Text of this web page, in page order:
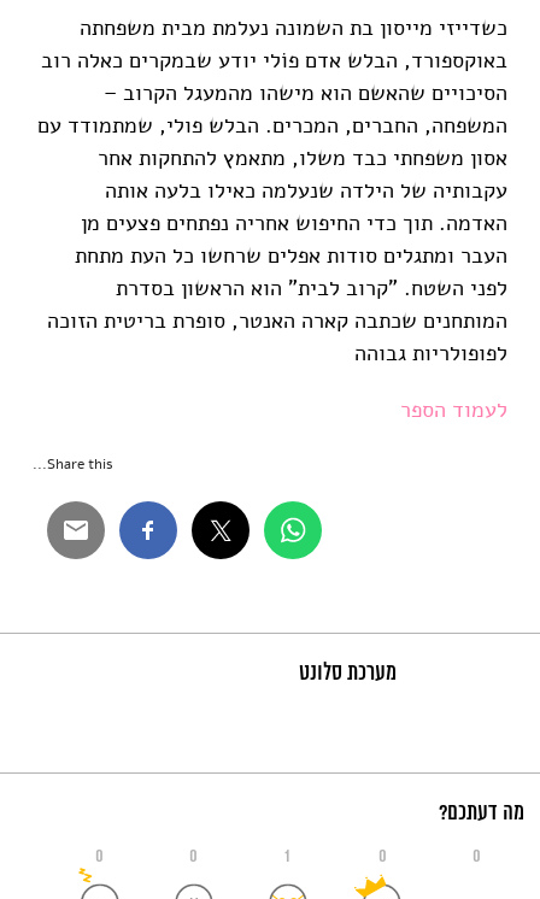
כשדייזי מייסון בת השמונה נעלמת מבית משפחתה
באוקספורד, הבלש אדם פוֹלי יודע שבמקרים כאלה רוב
הסיכויים שהאשם הוא מישהו מהמעגל הקרוב –
המשפחה, החברים, המכרים. הבלש פולי, שמתמודד עם
אסון משפחתי כבד משלו, מתאמץ להתחקות אחר
עקבותיה של הילדה שנעלמה כאילו בלעה אותה
האדמה. תוך כדי החיפוש אחריה נפתחים פצעים מן
העבר ומתגלים סודות אפלים שרחשו כל העת מתחת
לפני השטח. "קרוב לבית" הוא הראשון בסדרת
המותחנים שכתבה קארה האנטר, סופרת בריטית הזוכה
לפופולריות גבוהה
לעמוד הספר
Share this...
מערכת סלונט
מה דעתכם?
0 0 1 0 0